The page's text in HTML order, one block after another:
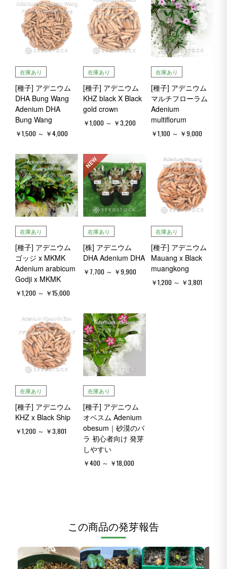
在庫あり
[種子] アデニウム
DHA Bung Wang
Adenium DHA
Bung Wang
￥1,500 ～ ￥4,000
在庫あり
[種子] アデニウム
KHZ black X Black
gold crown
￥1,000 ～ ￥3,200
在庫あり
[種子] アデニウム
マルチフローラム
Adenium
multiflorum
￥1,100 ～ ￥9,000
在庫あり
[種子] アデニウム
ゴッジ x MKMK
Adenium arabicum
Godji x MKMK
￥1,200 ～ ￥15,000
NEW
在庫あり
[株] アデニウム
DHA Adenium DHA
￥7,700 ～ ￥9,900
在庫あり
[種子] アデニウム
Mauang x Black
muangkong
￥1,200 ～ ￥3,801
在庫あり
[種子] アデニウム
KHZ x Black Ship
￥1,200 ～ ￥3,801
在庫あり
[種子] アデニウム
オベスム Adenium
obesum｜砂漠のバ
ラ 初心者向け 発芽
しやすい
￥400 ～ ￥18,000
この商品の発芽報告